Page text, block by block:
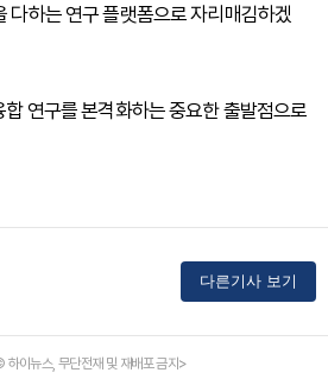
다하는 연구 플랫폼으로 자리매김하겠
연구를 본격화하는 중요한 출발점으로
다른기사 보기
이뉴스, 무단전재 및 재배포 금지>